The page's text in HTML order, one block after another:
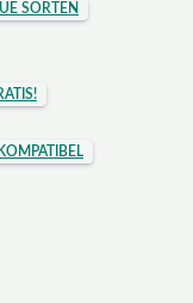
SORTEN
KOMPATIBEL